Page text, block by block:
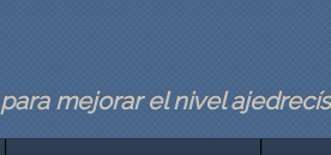
mejorar el nivel